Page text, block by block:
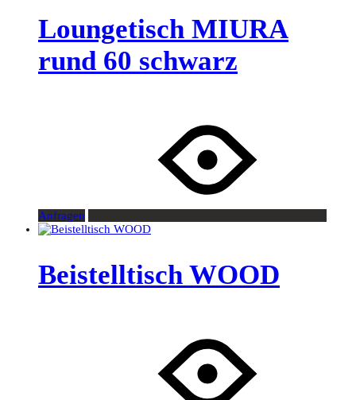
Loungetisch MIURA
rund 60 schwarz
Anfragen
Beistelltisch WOOD